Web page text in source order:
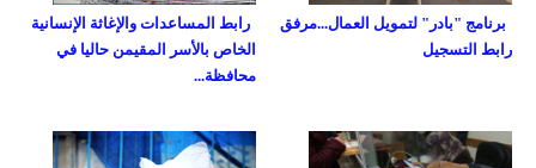
رابط المساعدات والإغاثة الإنسانية
الخاص بالأسر المقيمن حاليا في
محافظة...
برنامج "بادر" لتمويل العمال...مرفق
رابط التسجيل